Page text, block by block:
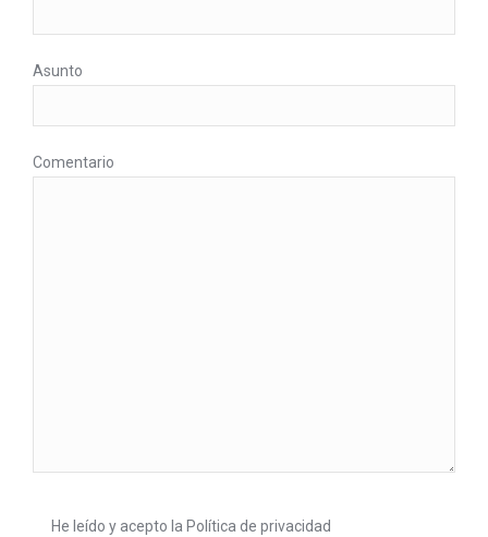
Asunto
Comentario
He leído y acepto la Política de privacidad